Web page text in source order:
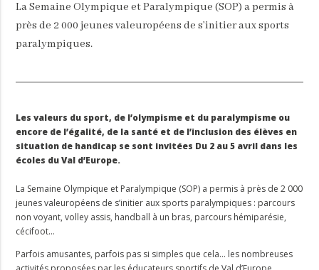
La Semaine Olympique et Paralympique (SOP) a permis à
près de 2 000 jeunes valeuropéens de s’initier aux sports
paralympiques.
Les valeurs du sport, de l’olympisme et du paralympisme ou
encore de l’égalité, de la santé et de l’inclusion des élèves en
situation de handicap se sont invitées Du 2 au 5 avril dans les
écoles du Val d’Europe.
La Semaine Olympique et Paralympique (SOP) a permis à près de 2 000
jeunes valeuropéens de s’initier aux sports paralympiques : parcours
non voyant, volley assis, handball à un bras, parcours hémiparésie,
cécifoot…
Parfois amusantes, parfois pas si simples que cela… les nombreuses